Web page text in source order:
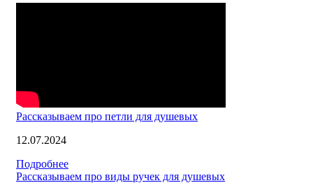
Рассказываем про петли для душевых
12.07.2024
Подробнее
Рассказываем про виды ручек для душевых